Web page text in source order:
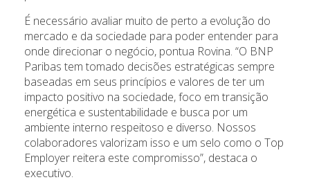
É necessário avaliar muito de perto a evolução do
mercado e da sociedade para poder entender para
onde direcionar o negócio, pontua Rovina. “O BNP
Paribas tem tomado decisões estratégicas sempre
baseadas em seus princípios e valores de ter um
impacto positivo na sociedade, foco em transição
energética e sustentabilidade e busca por um
ambiente interno respeitoso e diverso. Nossos
colaboradores valorizam isso e um selo como o Top
Employer reitera este compromisso”, destaca o
executivo.